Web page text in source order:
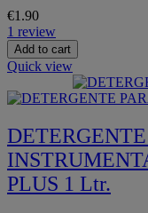
€1.90
1 review
Add to cart
Quick view
PLUS 1 Ltr.